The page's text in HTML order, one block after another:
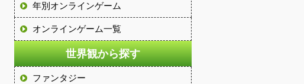
年別オンラインゲーム
オンラインゲーム一覧
世界観から探す
ファンタジー